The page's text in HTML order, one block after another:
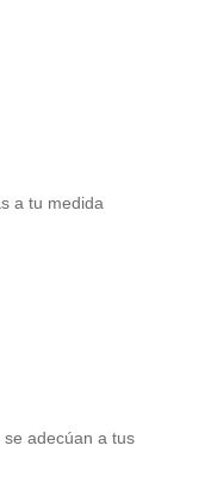
a tu medida
adecúan a tus